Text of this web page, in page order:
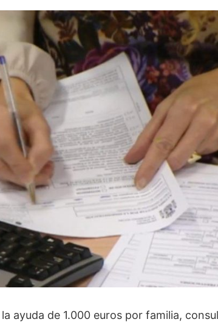
ayuda de 1.000 euros por familia,